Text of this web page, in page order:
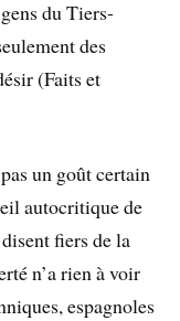
du Tiers-
des
(Faits et
un goût certain
autocritique de
fiers de la
n’a rien à voir
espagnoles